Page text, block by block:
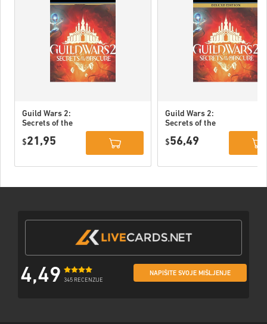
Guild Wars 2:
Secrets of the
EU
$21,95
Guild Wars 2:
Secrets of the
Edition DLC PC
$56,49
4,49 345 RECENZIJE
NAPIŠITE SVOJE MIŠLJENJE